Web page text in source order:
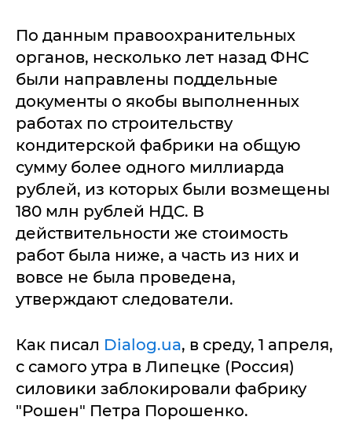
По данным правоохранительных
органов, несколько лет назад ФНС
были направлены поддельные
документы о якобы выполненных
работах по строительству
кондитерской фабрики на общую
сумму более одного миллиарда
рублей, из которых были возмещены
180 млн рублей НДС. В
действительности же стоимость
работ была ниже, а часть из них и
вовсе не была проведена,
утверждают следователи.
Как писал Dialog.ua, в среду, 1 апреля,
с самого утра в Липецке (Россия)
силовики заблокировали фабрику
"Рошен" Петра Порошенко.